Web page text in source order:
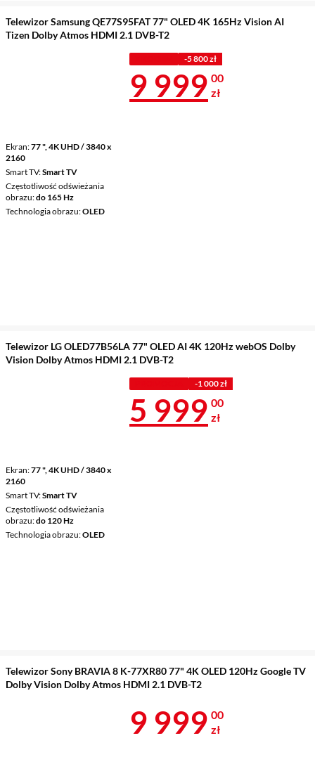
Telewizor Samsung QE77S95FAT 77" OLED 4K 165Hz Vision AI
Tizen Dolby Atmos HDMI 2.1 DVB-T2
Ekran 77 ", 4K UHD / 3840 x
2160
Smart TV Smart TV
Częstotliwość odświeżania
obrazu do 165 Hz
Technologia obrazu OLED
-5 800 zł
Cena 9 999 zł
9 999 00
zł
Telewizor LG OLED77B56LA 77" OLED AI 4K 120Hz webOS Dolby
Vision Dolby Atmos HDMI 2.1 DVB-T2
Ekran 77 ", 4K UHD / 3840 x
2160
Smart TV Smart TV
Częstotliwość odświeżania
obrazu do 120 Hz
Technologia obrazu OLED
-1 000 zł
Cena 5 999 zł
5 999 00
zł
Telewizor Sony BRAVIA 8 K-77XR80 77" 4K OLED 120Hz Google TV
Dolby Vision Dolby Atmos HDMI 2.1 DVB-T2
Cena 9 999 zł
9 999 00
zł